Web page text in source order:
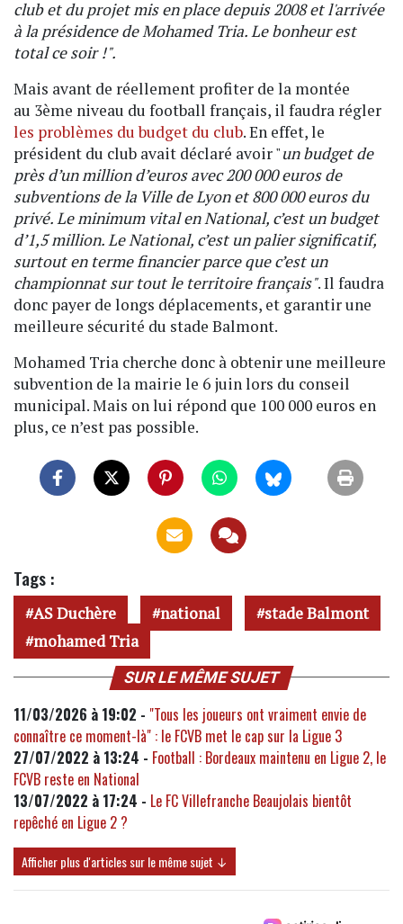
club et du projet mis en place depuis 2008 et l'arrivée
à la présidence de Mohamed Tria. Le bonheur est
total ce soir !".
Mais avant de réellement profiter de la montée
au 3ème niveau du football français, il faudra régler
les problèmes du budget du club. En effet, le
président du club avait déclaré avoir "un budget de
près d’un million d’euros avec 200 000 euros de
subventions de la Ville de Lyon et 800 000 euros du
privé. Le minimum vital en National, c’est un budget
d’1,5 million. Le National, c’est un palier significatif,
surtout en terme financier parce que c’est un
championnat sur tout le territoire français". Il faudra
donc payer de longs déplacements, et garantir une
meilleure sécurité du stade Balmont.
Mohamed Tria cherche donc à obtenir une meilleure
subvention de la mairie le 6 juin lors du conseil
municipal. Mais on lui répond que 100 000 euros en
plus, ce n’est pas possible.
Tags :
AS Duchère national
stade Balmont
mohamed Tria
SUR LE MÊME SUJET
11/03/2026 à 19:02 - "Tous les joueurs ont vraiment envie de
connaître ce moment-là" : le FCVB met le cap sur la Ligue 3
27/07/2022 à 13:24 - Football : Bordeaux maintenu en Ligue 2, le
FCVB reste en National
13/07/2022 à 17:24 - Le FC Villefranche Beaujolais bientôt
repêché en Ligue 2 ?
Afficher plus d'articles sur le même sujet ↓